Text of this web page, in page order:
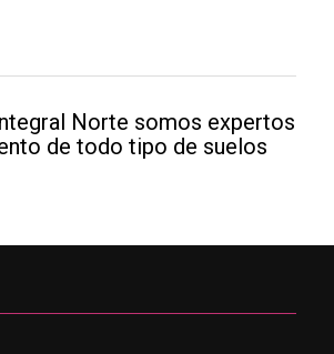
Norte somos expertos
de todo tipo de suelos